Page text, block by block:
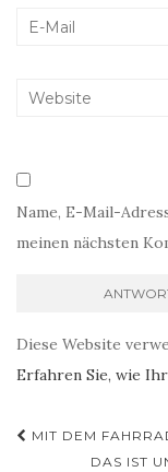
Name, E-Mail-
meinen nächsten
Diese Website
Erfahren Sie, wie
MIT DEM
DAS IST